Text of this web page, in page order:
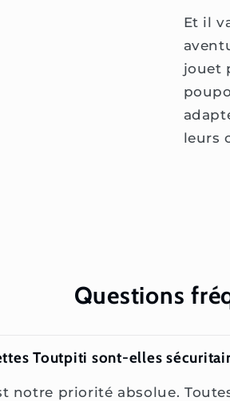
Et il
jouet
leurs
Questions
Toutpiti sont-elles
notre priorité absolue.